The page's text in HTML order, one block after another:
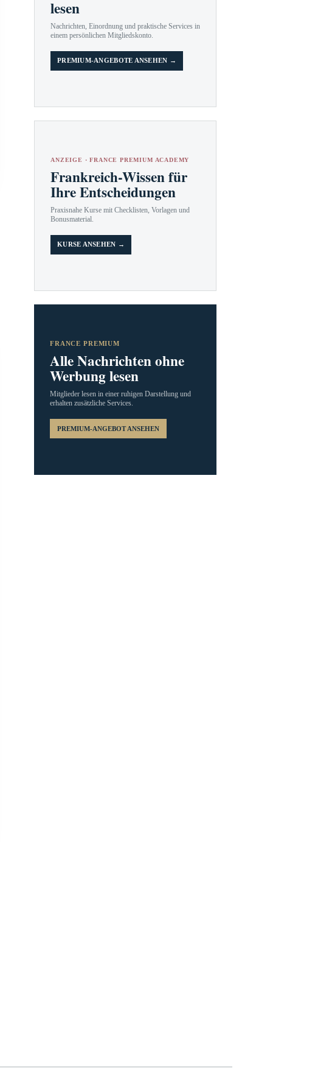
lesen
Nachrichten, Einordnung und praktische Services in
einem persönlichen Mitgliedskonto.
PREMIUM-ANGEBOTE ANSEHEN →
ANZEIGE · FRANCE PREMIUM ACADEMY
Frankreich-Wissen für
Ihre Entscheidungen
Praxisnahe Kurse mit Checklisten, Vorlagen und
Bonusmaterial.
KURSE ANSEHEN →
FRANCE PREMIUM
Alle Nachrichten ohne
Werbung lesen
Mitglieder lesen in einer ruhigen Darstellung und
erhalten zusätzliche Services.
PREMIUM-ANGEBOT ANSEHEN